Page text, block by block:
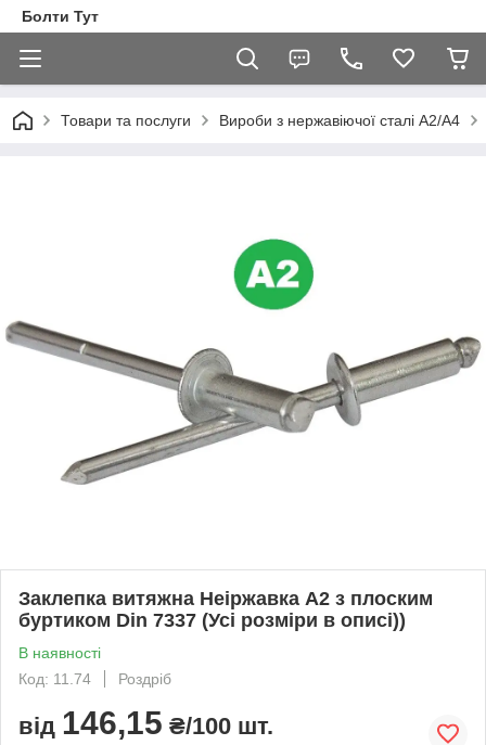
Болти Тут
Товари та послуги Вироби з нержавіючої сталі А2/А4
Заклепка витяжна Неіржавка А2 з плоским
буртиком Din 7337 (Усі розміри в описі))
В наявності
Код: 11.74
Роздріб
від 146,15 ₴/100 шт.